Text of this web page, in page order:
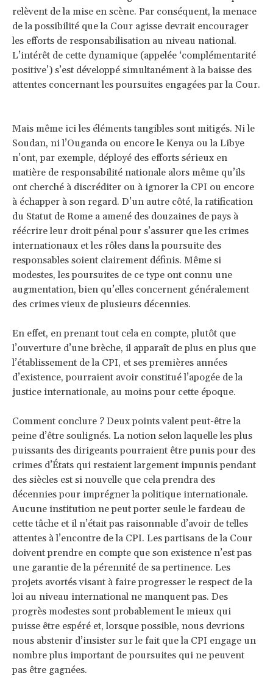
relèvent de la mise en scène. Par conséquent, la menace
de la possibilité que la Cour agisse devrait encourager
les efforts de responsabilisation au niveau national.
L’intérêt de cette dynamique (appelée ‘complémentarité
positive’) s’est développé simultanément à la baisse des
attentes concernant les poursuites engagées par la Cour.
Mais même ici les éléments tangibles sont mitigés. Ni le
Soudan, ni l’Ouganda ou encore le Kenya ou la Libye
n’ont, par exemple, déployé des efforts sérieux en
matière de responsabilité nationale alors même qu’ils
ont cherché à discréditer ou à ignorer la CPI ou encore
à échapper à son regard. D’un autre côté, la ratification
du Statut de Rome a amené des douzaines de pays à
réécrire leur droit pénal pour s’assurer que les crimes
internationaux et les rôles dans la poursuite des
responsables soient clairement définis. Même si
modestes, les poursuites de ce type ont connu une
augmentation, bien qu’elles concernent généralement
des crimes vieux de plusieurs décennies.
En effet, en prenant tout cela en compte, plutôt que
l’ouverture d’une brèche, il apparaît de plus en plus que
l’établissement de la CPI, et ses premières années
d’existence, pourraient avoir constitué l’apogée de la
justice internationale, au moins pour cette époque.
Comment conclure ? Deux points valent peut-être la
peine d’être soulignés. La notion selon laquelle les plus
puissants des dirigeants pourraient être punis pour des
crimes d’États qui restaient largement impunis pendant
des siècles est si nouvelle que cela prendra des
décennies pour imprégner la politique internationale.
Aucune institution ne peut porter seule le fardeau de
cette tâche et il n’était pas raisonnable d’avoir de telles
attentes à l’encontre de la CPI. Les partisans de la Cour
doivent prendre en compte que son existence n’est pas
une garantie de la pérennité de sa pertinence. Les
projets avortés visant à faire progresser le respect de la
loi au niveau international ne manquent pas. Des
progrès modestes sont probablement le mieux qui
puisse être espéré et, lorsque possible, nous devrions
nous abstenir d’insister sur le fait que la CPI engage un
nombre plus important de poursuites qui ne peuvent
pas être gagnées.